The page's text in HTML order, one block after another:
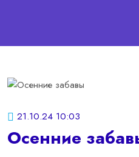
21.10.24 10:03
Осенние